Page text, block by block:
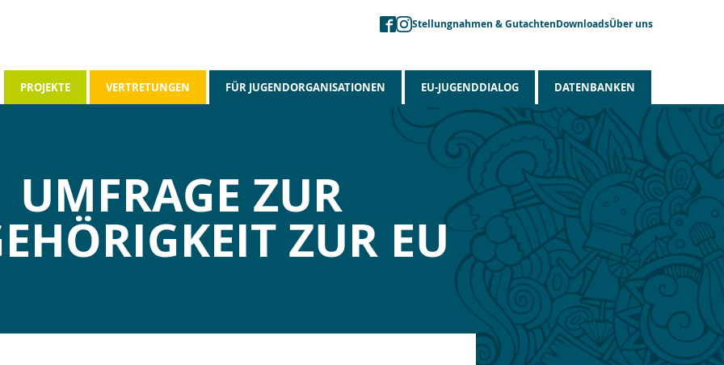
Stellungnahmen & GutachtenDownloadsÜber uns
PROJEKTE VERTRETUNGEN FÜR JUGENDORGANISATIONEN EU-JUGENDDIALOG DATENBANKEN
UMFRAGE ZUR
ZUR EU